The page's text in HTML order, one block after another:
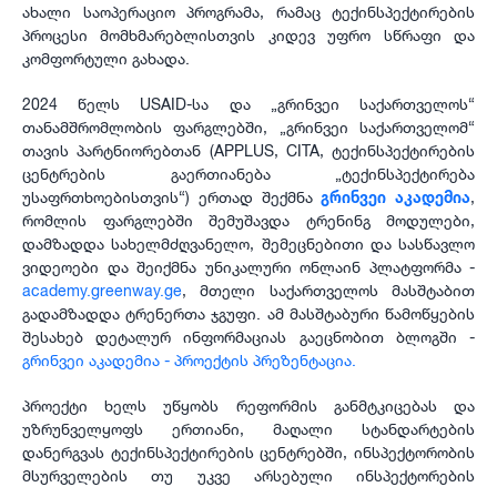
ახალი საოპერაციო პროგრამა, რამაც ტექინსპექტირების
პროცესი მომხმარებლისთვის კიდევ უფრო სწრაფი და
კომფორტული გახადა.
2024 წელს USAID-სა და „გრინვეი საქართველოს“
თანამშრომლობის ფარგლებში, „გრინვეი საქართველომ“
თავის პარტნიორებთან (APPLUS, CITA, ტექინსპექტირების
ცენტრების გაერთიანება „ტექინსპექტირება
უსაფრთხოებისთვის“) ერთად შექმნაგრინვეი აკადემია,
რომლის ფარგლებში შემუშავდა ტრენინგ მოდულები,
დამზადდა სახელმძღვანელო, შემეცნებითი და სასწავლო
ვიდეოები და შეიქმნა უნიკალური ონლაინ პლატფორმა -
academy.greenway.ge, მთელი საქართველოს მასშტაბით
გადამზადდა ტრენერთა ჯგუფი. ამ მასშტაბური წამოწყების
შესახებ დეტალურ ინფორმაციას გაეცნობით ბლოგში -
გრინვეი აკადემია - პროექტის პრეზენტაცია.
პროექტი ხელს უწყობს რეფორმის განმტკიცებას და
უზრუნველყოფს ერთიანი, მაღალი სტანდარტების
დანერგვას ტექინსპექტირების ცენტრებში, ინსპექტორობის
მსურველების თუ უკვე არსებული ინსპექტორების